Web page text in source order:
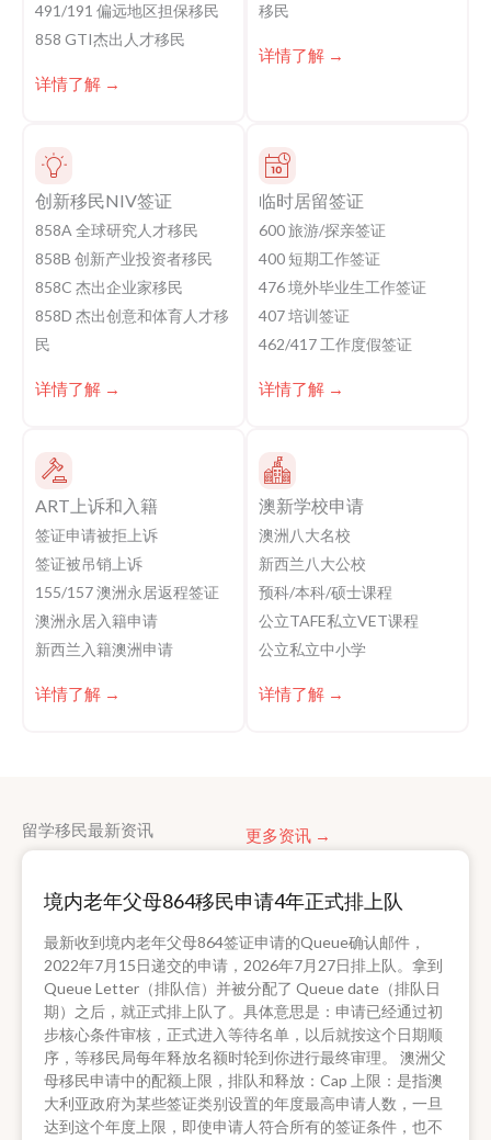
491/191 偏远地区担保移民
858 GTI杰出人才移民
详情了解 →
移民
详情了解 →
创新移民NIV签证
858A 全球研究人才移民
858B 创新产业投资者移民
858C 杰出企业家移民
858D 杰出创意和体育人才移
民
详情了解 →
临时居留签证
600 旅游/探亲签证
400 短期工作签证
476 境外毕业生工作签证
407 培训签证
462/417 工作度假签证
详情了解 →
ART上诉和入籍
签证申请被拒上诉
签证被吊销上诉
155/157 澳洲永居返程签证
澳洲永居入籍申请
新西兰入籍澳洲申请
详情了解 →
澳新学校申请
澳洲八大名校
新西兰八大公校
预科/本科/硕士课程
公立TAFE私立VET课程
公立私立中小学
详情了解 →
留学移民最新资讯 更多资讯 →
境内老年父母864移民申请4年正式排上队
最新收到境内老年父母864签证申请的Queue确认邮件，
2022年7月15日递交的申请，2026年7月27日排上队。拿到
Queue Letter（排队信）并被分配了 Queue date（排队日
期）之后，就正式排上队了。具体意思是：申请已经通过初
步核心条件审核，正式进入等待名单，以后就按这个日期顺
序，等移民局每年释放名额时轮到你进行最终审理。 澳洲父
母移民申请中的配额上限，排队和释放：Cap 上限：是指澳
大利亚政府为某些签证类别设置的年度最高申请人数，一旦
达到这个年度上限，即使申请人符合所有的签证条件，也不